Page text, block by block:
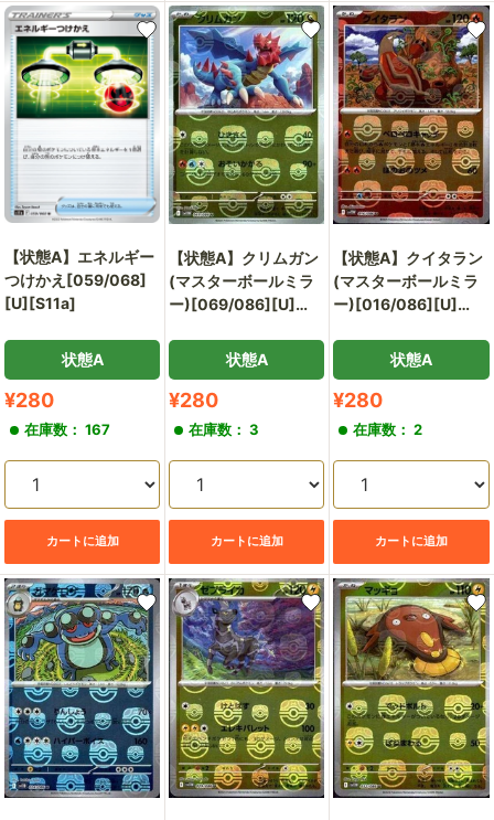
【状態A】エネルギー
つけかえ[059/068]
[U][S11a]
状態A
販
価
格
¥280
在庫数： 167
カートに追加
【状態A】クリムガン
(マスターボールミラ
ー)[069/086][U]
状態A
販
価
格
¥280
在庫数： 3
カートに追加
【状態A】クイタラン
(マスターボールミラ
ー)[016/086][U]
状態A
販
価
格
¥280
在庫数： 2
カートに追加